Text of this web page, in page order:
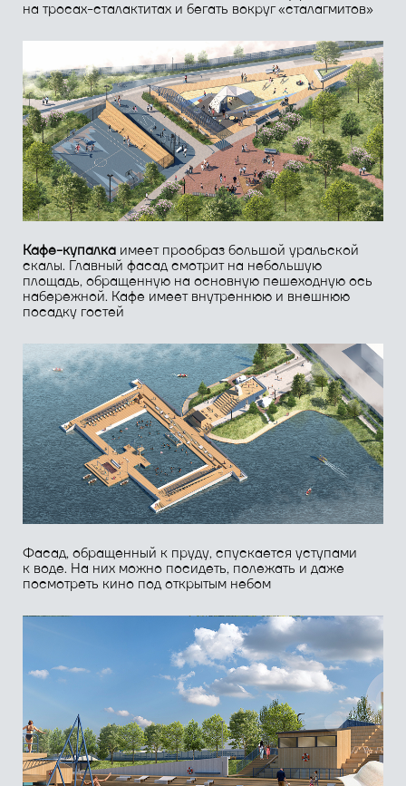
Фасад, обращенный к пруду, спускается уступами
к воде. На них можно посидеть, полежать и даже
посмотреть кино под открытым небом
Наверху расположена смотровая башня, с которой
открывается наилучший вид с берега. Помимо кафе, в
здании расположены душевые и туалеты с отдельным
входом с улицы